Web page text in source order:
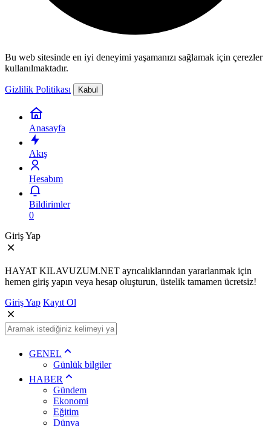
Bu web sitesinde en iyi deneyimi yaşamanızı sağlamak için çerezler
kullanılmaktadır.
Gizlilik Politikası Kabul
Anasayfa
Akış
Hesabım
Bildirimler
0
Giriş Yap
HAYAT KILAVUZUM.NET ayrıcalıklarından yararlanmak için
hemen giriş yapın veya hesap oluşturun, üstelik tamamen ücretsiz!
Giriş Yap Kayıt Ol
GENEL
Günlük bilgiler
HABER
Gündem
Ekonomi
Eğitim
Dünya